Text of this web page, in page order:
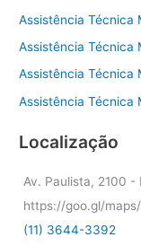
Assistência Técnica
Assistência Técnica
Assistência Técnica
Assistência Técnica
Localização
Av. Paulista, 2100 -
https://goo.gl/
(11) 3644-3392